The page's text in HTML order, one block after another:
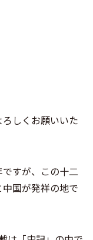
しくお願いいた
すが、この十二
国が発祥の地で